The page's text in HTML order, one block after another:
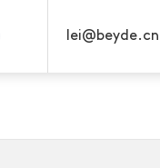
lei@beyde.cn